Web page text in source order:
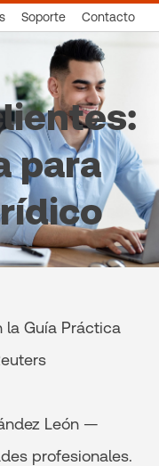
Soporte Contacto
para
la Guía Práctica
León —
profesionales.